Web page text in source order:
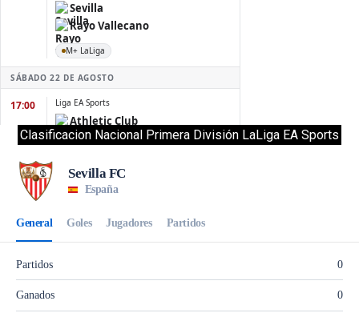
Clasificacion Nacional Primera División LaLiga EA Sports